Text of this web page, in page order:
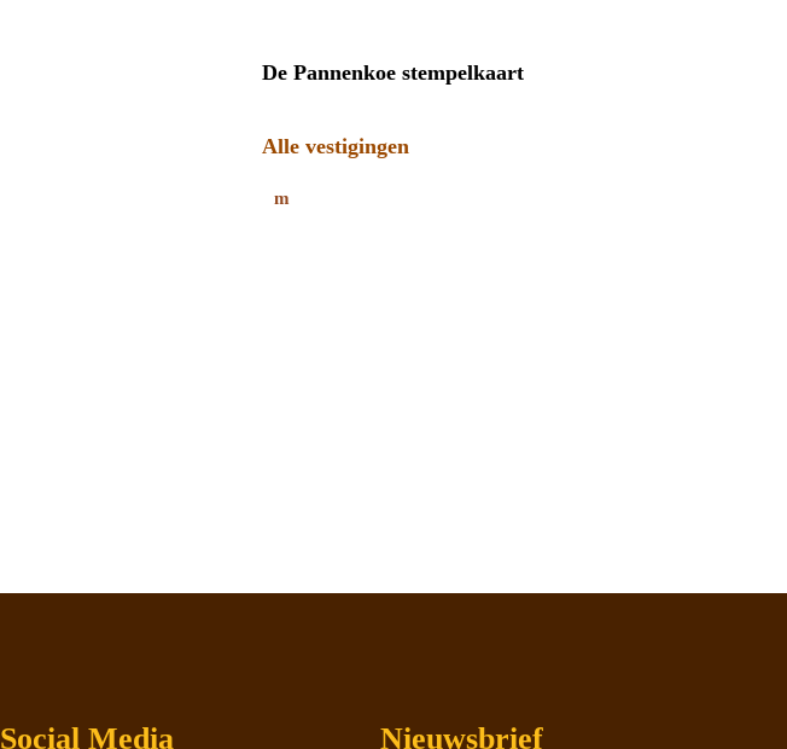
De Pannenkoe stempelkaart
Alle vestigingen
Nieuwsbrief
Social Media